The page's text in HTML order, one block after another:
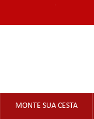
MONTE SUA CESTA